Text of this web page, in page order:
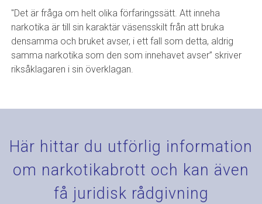
"Det är fråga om helt olika förfaringssätt. Att inneha
narkotika är till sin karaktär väsensskilt från att bruka
densamma och bruket avser, i ett fall som detta, aldrig
samma narkotika som den som innehavet avser” skriver
riksåklagaren i sin överklagan.
Här hittar du utförlig information
om narkotikabrott och kan även
få juridisk rådgivning